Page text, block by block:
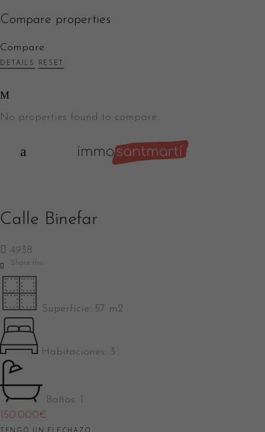
Compare properties
Compare
DETAILS RESET
No properties found to compare.
Calle Binefar
4938
Share this
Superfície: 57 m2
Habitaciones: 3
Baños: 1
150.000€